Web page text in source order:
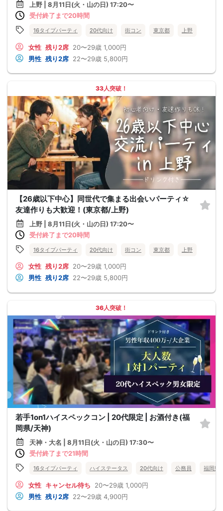
上野 | 8月11日(火・山の日) 17:20〜
受付終了まで20時間
16タイプパーティ 20代向け 街コン 東京都 上野
女性 残り2席 20〜29歳 1,000円
男性 残り2席 22〜29歳 5,800円
33人突破！
【26歳以下中心】同世代で集まる出会いパーティ☆
友達作りも大歓迎！(東京都/上野)
上野 | 8月11日(火・山の日) 17:20〜
受付終了まで20時間
16タイプパーティ 20代向け 街コン 東京都 上野
女性 残り2席 20〜29歳 1,000円
男性 残り2席 22〜29歳 5,800円
36人突破！
若手1on1ハイスペックコン | 20代限定 | お酒付き(福
岡県/天神)
天神・大名 | 8月11日(火・山の日) 17:30〜
受付終了まで21時間
16タイプパーティ ハイステータス 20代向け 公務員 福岡県
女性 キャンセル待ち 20〜29歳 1,000円
男性 残り2席 22〜29歳 4,900円